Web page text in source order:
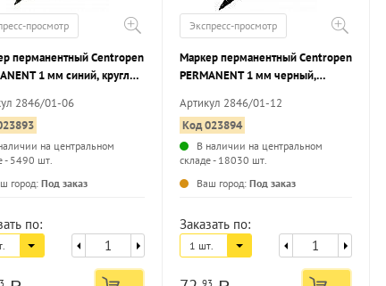
просмотр
перманентный Centropen
1 мм синий, круглый
2846/01-06
на центральном
- 5490 шт.
город:Под заказ
по:
Экспресс-просмотр
Маркер перманентный Centropen
PERMANENT 1 мм черный,
Артикул 2846/01-12
Код 023894
В наличии на центральном
складе - 18030 шт.
Ваш город: Под заказ
Заказать по:
1 шт.
93